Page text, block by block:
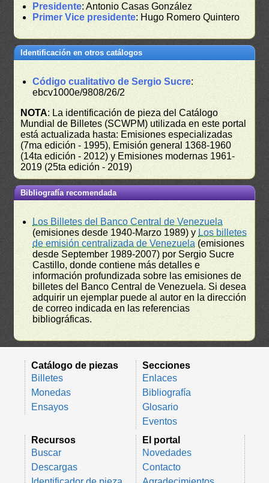
Presidente: Antonio Casas González
Primer Vice presidente: Hugo Romero Quintero
Identificación en otros catálogos
Código cualitativo de Sergio Sucre:
ebcv1000e/9808/26/2
NOTA: La identificación de pieza del Catálogo
Mundial de Billetes (SCWPM) utilizada en este portal
está actualizada hasta: Emisiones especializadas
(7ma edición - 1995), Emisión general 1368-1960
(14ta edición - 2012) y Emisiones modernas 1961-
2019 (25ta edición - 2019)
Bibliografía recomendada
Los Billetes del Banco Central de Venezuela
(emisiones desde 1940-Marzo 1989) y Los billetes
de emisión centralizada de Venezuela (emisiones
desde September 1989-2007) por Sergio Sucre
Castillo, donde contiene más detalles e
información profundizada sobre las emisiones de
billetes del Banco Central de Venezuela. Si desea
adquirir un ejemplar puede al autor en la dirección
de correo indicada en las referencias
bibliográficas.
Catálogo de piezas
Billetes
Monedas
Ensayos
Secciones
Enlaces
Bibliografía
Glosario
Eventos
Recursos
Buscar
Descargas
El portal
Novedades
Contacto